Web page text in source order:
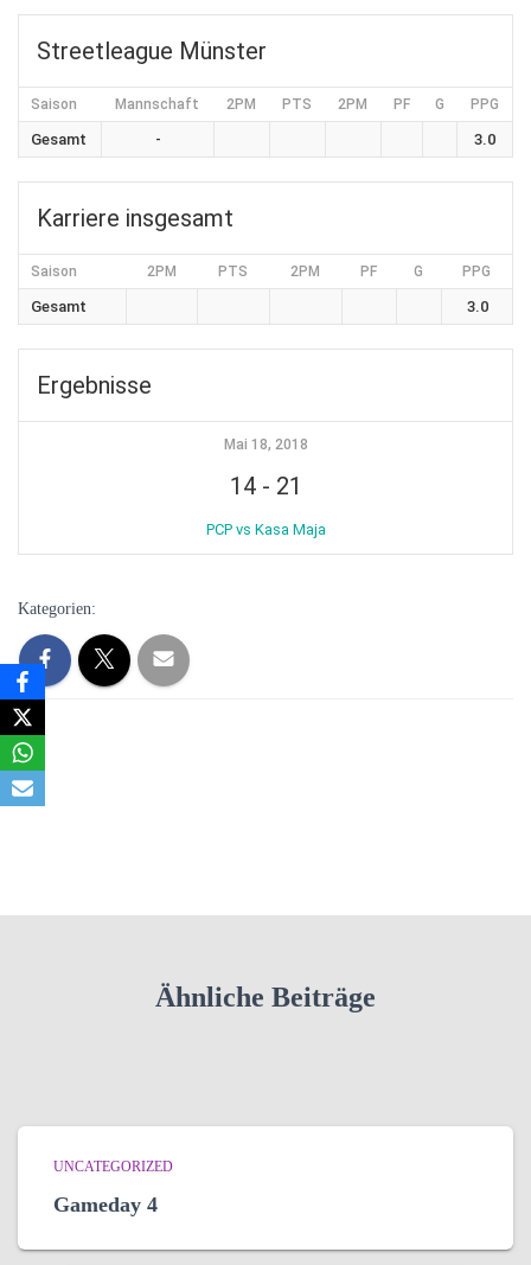
Streetleague Münster
Saison Mannschaft 2PM PTS 2PM PF G PPG
Gesamt - 3.0
Karriere insgesamt
Saison 2PM PTS 2PM PF G PPG
Gesamt 3.0
Ergebnisse
Mai 18, 2018
14- 21
PCP vs Kasa Maja
Kategorien:
Ähnliche Beiträge
UNCATEGORIZED
Gameday 4